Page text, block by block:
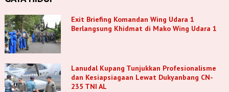
Exit Briefing Komandan Wing Udara 1
Berlangsung Khidmat di Mako Wing Udara 1
Lanudal Kupang Tunjukkan Profesionalisme
dan Kesiapsiagaan Lewat Dukyanbang CN-
235 TNI AL